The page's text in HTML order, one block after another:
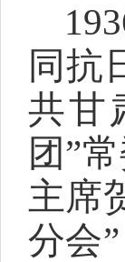
同抗
共甘
团”
主席
分会